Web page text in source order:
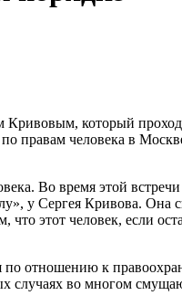
Кривовым, который
правам человека в
Во время этой встречи
у Сергея Кривова. Она
этот человек, если
по отношению к
случаях во многом